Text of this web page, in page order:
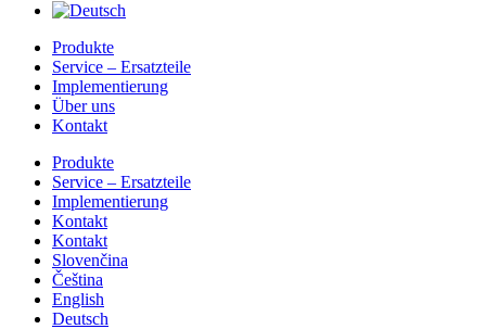
Produkte
Service – Ersatzteile
Implementierung
Über uns
Kontakt
Produkte
Service – Ersatzteile
Implementierung
Kontakt
Kontakt
Slovenčina
Čeština
English
Deutsch